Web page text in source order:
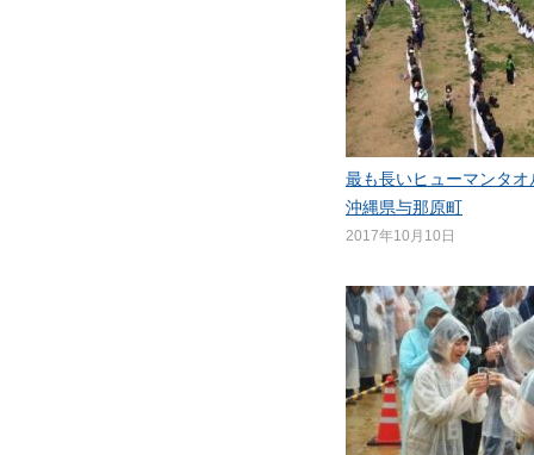
最も長いヒューマンタオ
沖縄県与那原町
2017年10月10日